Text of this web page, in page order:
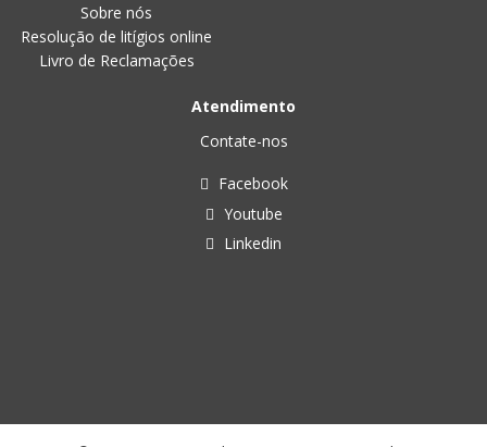
Sobre nós
Resolução de litígios online
Livro de Reclamações
Atendimento
Contate-nos
Facebook
Youtube
Linkedin